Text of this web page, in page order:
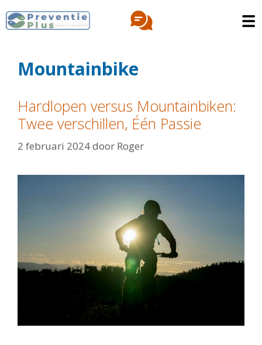
Mountainbike
Hardlopen versus Mountainbiken:
Twee verschillen, Één Passie
2 februari 2024door Roger